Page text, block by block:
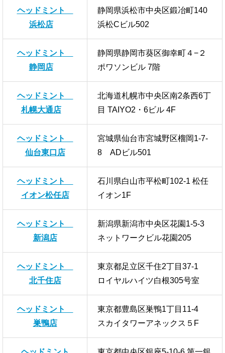
ヘッドミント
浜松店
静岡県浜松市中央区鍛冶町140
浜松Cビル502
ヘッドミント
静岡店
静岡県静岡市葵区御幸町４−２
ポワソンビル 7階
ヘッドミント
札幌大通店
北海道札幌市中央区南2条西6丁
目 TAIYO2・6ビル 4F
ヘッドミント
仙台東口店
宮城県仙台市宮城野区榴岡1-7-
8 ADビル501
ヘッドミント
イオン松任店
石川県白山市平松町102-1 松任
イオン1F
ヘッドミント
新潟店
新潟県新潟市中央区花園1-5-3
ネットワークビル花園205
ヘッドミント
北千住店
東京都足立区千住2丁目37-1
ロイヤルハイツ白根305号室
ヘッドミント
巣鴨店
東京都豊島区巣鴨1丁目11-4
スカイタワーアネックス５F